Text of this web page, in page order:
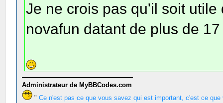
Je ne crois pas qu'il soit
novafun datant de plus de
Administrateur de MyBBCodes.com
" Ce n'est pas ce que vous savez qui est important, c'est ce